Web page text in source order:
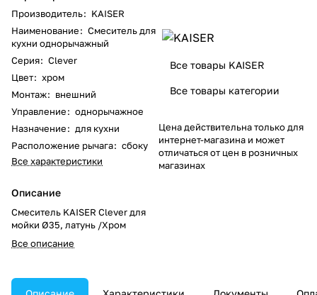
Производитель: KAISER
Наименование: Смеситель для
кухни однорычажный
Серия: Clever
Цвет: хром
Монтаж: внешний
Управление: однорычажное
Назначение: для кухни
Расположение рычага: сбоку
Все характеристики
Описание
Смеситель KAISER Clever для
мойки Ø35, латунь /Хром
Все описание
Все товары KAISER
Все товары категории
Цена действительна только для
интернет-магазина и может
отличаться от цен в розничных
магазинах